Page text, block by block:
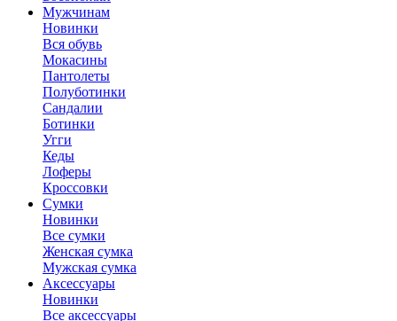
Мужчинам
Новинки
Вся обувь
Мокасины
Пантолеты
Полуботинки
Сандалии
Ботинки
Угги
Кеды
Лоферы
Кроссовки
Сумки
Новинки
Все сумки
Женская сумка
Мужская сумка
Аксессуары
Новинки
Все аксессуары